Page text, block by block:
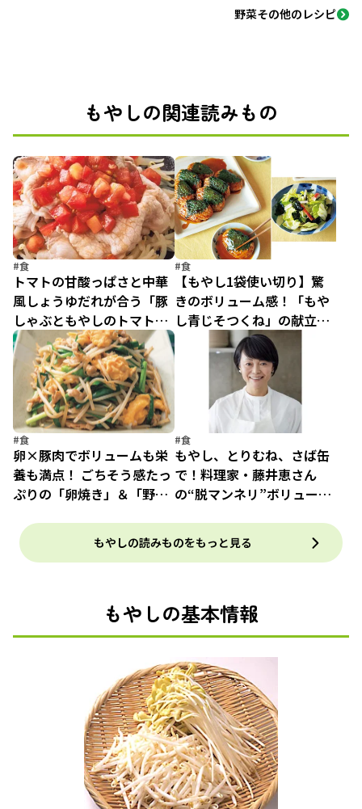
野菜その他のレシピ
もやしの関連読みもの
#食
トマトの甘酸っぱさと中華
風しょうゆだれが合う「豚
しゃぶともやしのトマトだ
れ」
#食
【もやし1袋使い切り】驚
きのボリューム感！「もや
し青じそつくね」の献立な
ら家族も大満足
#食
卵×豚肉でボリュームも栄
養も満点！ ごちそう感たっ
ぷりの「卵焼き」＆「野菜
#食
もやし、とりむね、さば缶
で！料理家・藤井恵さん
の“脱マンネリ”ボリューム
もやしの読みものをもっと見る
もやしの基本情報